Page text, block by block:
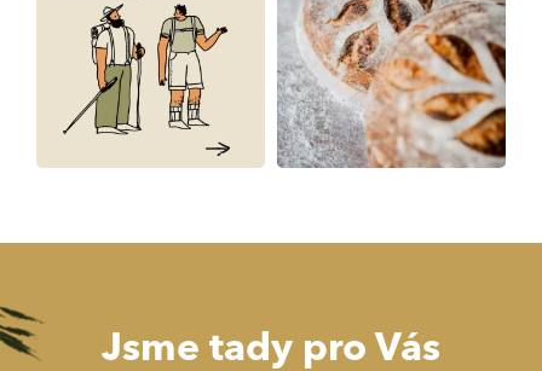
Jsme tady pro Vás